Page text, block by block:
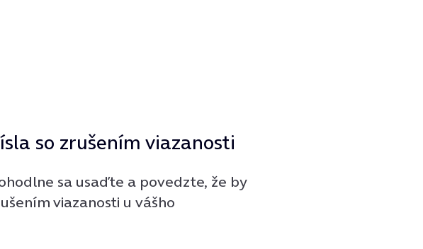
so zrušením viazanosti
sa usaďte a povedzte, že by
viazanosti u vášho